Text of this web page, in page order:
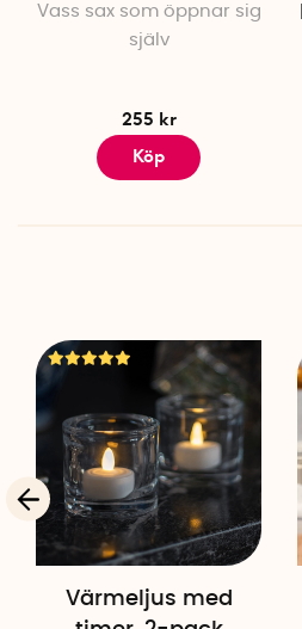
Vass sax som öppnar sig
själv
255 kr
Köp
Värmeljus med